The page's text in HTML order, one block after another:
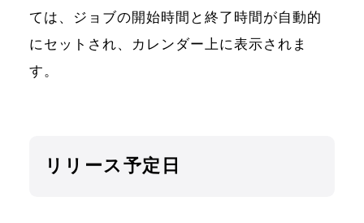
ては、ジョブの開始時間と終了時間が自動的
にセットされ、カレンダー上に表示されま
す。
リリース予定日